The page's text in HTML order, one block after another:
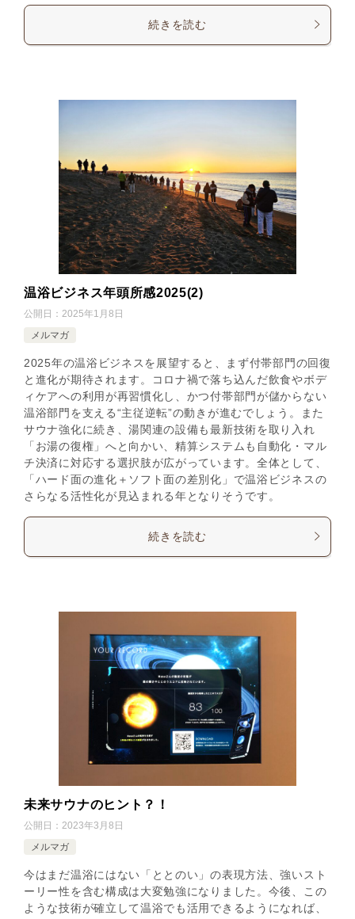
続きを読む
温浴ビジネス年頭所感2025(2)
公開日： 2025年1月8日
メルマガ
2025年の温浴ビジネスを展望すると、まず付帯部門の回復
と進化が期待されます。コロナ禍で落ち込んだ飲食やボデ
ィケアへの利用が再習慣化し、かつ付帯部門が儲からない
温浴部門を支える“主従逆転”の動きが進むでしょう。また
サウナ強化に続き、湯関連の設備も最新技術を取り入れ
「お湯の復権」へと向かい、精算システムも自動化・マル
チ決済に対応する選択肢が広がっています。全体として、
「ハード面の進化＋ソフト面の差別化」で温浴ビジネスの
さらなる活性化が見込まれる年となりそうです。
続きを読む
未来サウナのヒント？！
公開日： 2023年3月8日
メルマガ
今はまだ温浴にはない「ととのい」の表現方法、強いスト
ーリー性を含む構成は大変勉強になりました。今後、この
ような技術が確立して温浴でも活用できるようになれば、